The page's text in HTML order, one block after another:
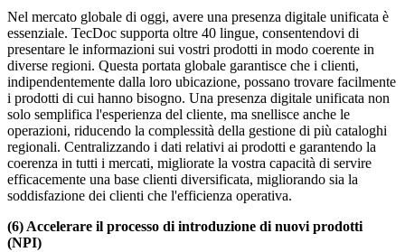
Nel mercato globale di oggi, avere una presenza digitale unificata è
essenziale. TecDoc supporta oltre 40 lingue, consentendovi di
presentare le informazioni sui vostri prodotti in modo coerente in
diverse regioni. Questa portata globale garantisce che i clienti,
indipendentemente dalla loro ubicazione, possano trovare facilmente
i prodotti di cui hanno bisogno. Una presenza digitale unificata non
solo semplifica l'esperienza del cliente, ma snellisce anche le
operazioni, riducendo la complessità della gestione di più cataloghi
regionali. Centralizzando i dati relativi ai prodotti e garantendo la
coerenza in tutti i mercati, migliorate la vostra capacità di servire
efficacemente una base clienti diversificata, migliorando sia la
soddisfazione dei clienti che l'efficienza operativa.
(6) Accelerare il processo di introduzione di nuovi prodotti
(NPI)